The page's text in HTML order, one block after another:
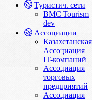
Туристич. сети
BMC Tourism
dev
Ассоциации
Казахстанская
Ассоциация
IT-компаний
Ассоциация
торговых
предприятий
Ассоциация